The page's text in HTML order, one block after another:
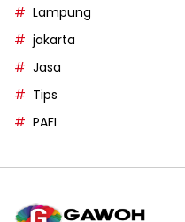
Lampung
jakarta
Jasa
Tips
PAFI